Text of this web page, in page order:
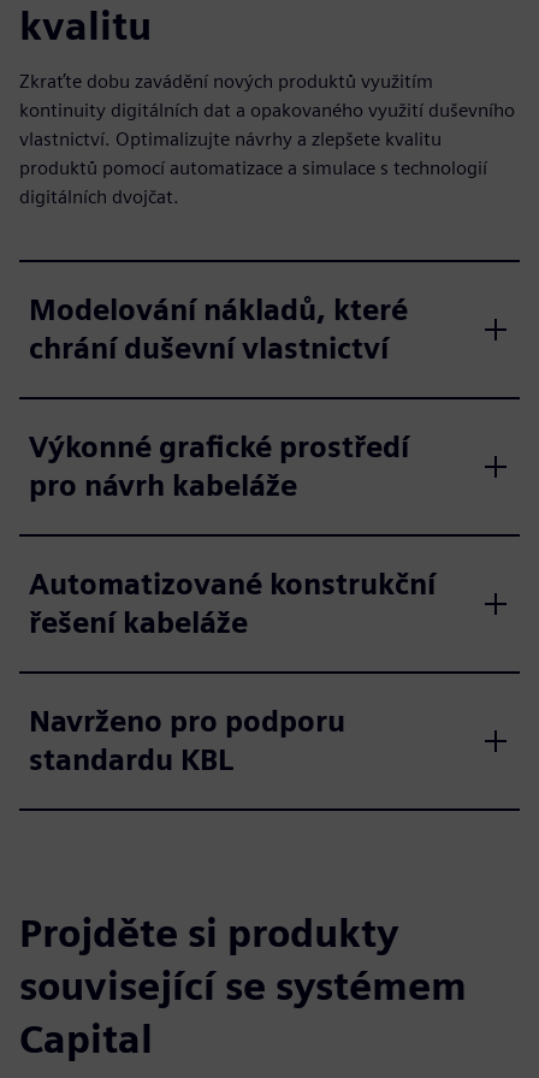
kvalitu
Zkraťte dobu zavádění nových produktů využitím
kontinuity digitálních dat a opakovaného využití duševního
vlastnictví. Optimalizujte návrhy a zlepšete kvalitu
produktů pomocí automatizace a simulace s technologií
digitálních dvojčat.
Modelování nákladů, které
chrání duševní vlastnictví
Výkonné grafické prostředí
pro návrh kabeláže
Automatizované konstrukční
řešení kabeláže
Navrženo pro podporu
standardu KBL
Projděte si produkty
související se systémem
Capital